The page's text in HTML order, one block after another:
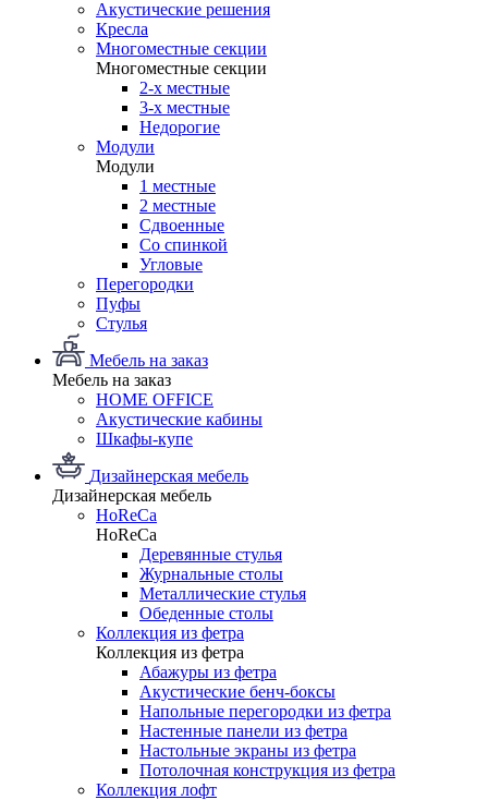
Акустические решения
Кресла
Многоместные секции
Многоместные секции
2-х местные
3-х местные
Недорогие
Модули
Модули
1 местные
2 местные
Сдвоенные
Со спинкой
Угловые
Перегородки
Пуфы
Стулья
Мебель на заказ
Мебель на заказ
HOME OFFICE
Акустические кабины
Шкафы-купе
Дизайнерская мебель
Дизайнерская мебель
HoReCa
HoReCa
Деревянные стулья
Журнальные столы
Металлические стулья
Обеденные столы
Коллекция из фетра
Коллекция из фетра
Абажуры из фетра
Акустические бенч-боксы
Напольные перегородки из фетра
Настенные панели из фетра
Настольные экраны из фетра
Потолочная конструкция из фетра
Коллекция лофт